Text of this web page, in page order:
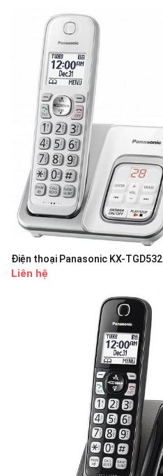
Điện thoại Panasonic KX-TGD532
Liên hệ